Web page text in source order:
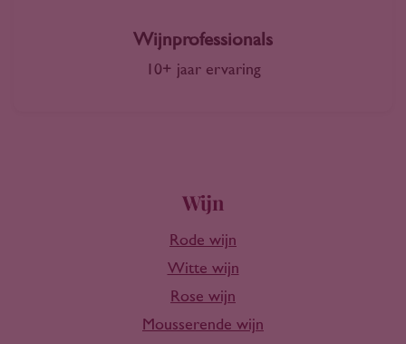
Wijnprofessionals
10+ jaar ervaring
Wijn
Rode wijn
Witte wijn
Rose wijn
Mousserende wijn